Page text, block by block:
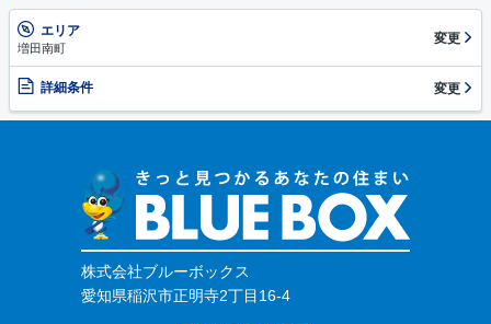
エリア
増田南町
変更
詳細条件 変更
株式会社ブルーボックス
愛知県稲沢市正明寺2丁目16-4